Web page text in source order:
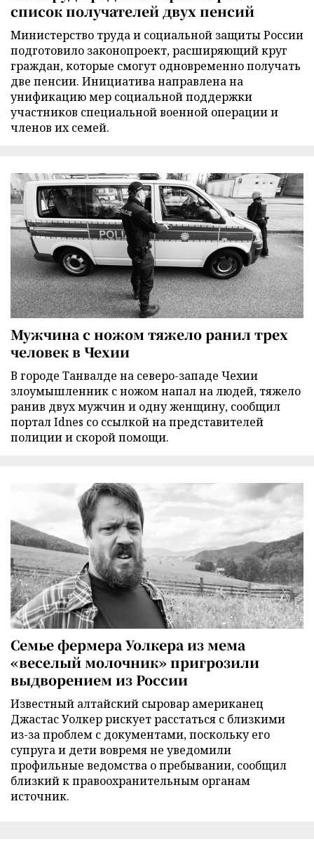
список получателей двух пенсий
Министерство труда и социальной защиты России
подготовило законопроект, расширяющий круг
граждан, которые смогут одновременно получать
две пенсии. Инициатива направлена на
унификацию мер социальной поддержки
участников специальной военной операции и
членов их семей.
Мужчина с ножом тяжело ранил трех
человек в Чехии
В городе Танвалде на северо-западе Чехии
злоумышленник с ножом напал на людей, тяжело
ранив двух мужчин и одну женщину, сообщил
портал Idnes со ссылкой на представителей
полиции и скорой помощи.
Семье фермера Уолкера из мема
«веселый молочник» пригрозили
выдворением из России
Известный алтайский сыровар американец
Джастас Уолкер рискует расстаться с близкими
из-за проблем с документами, поскольку его
супруга и дети вовремя не уведомили
профильные ведомства о пребывании, сообщил
близкий к правоохранительным органам
источник.